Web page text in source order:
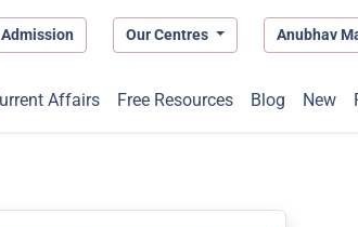
Admission Our Centres Anubhav
Affairs Free Resources Blog New